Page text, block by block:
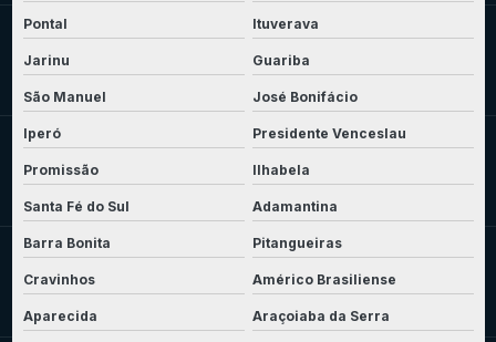
Pontal Ituverava
Jarinu Guariba
São Manuel José Bonifácio
Iperó Presidente Venceslau
Promissão Ilhabela
Santa Fé do Sul Adamantina
Barra Bonita Pitangueiras
Cravinhos Américo Brasiliense
Aparecida Araçoiaba da Serra